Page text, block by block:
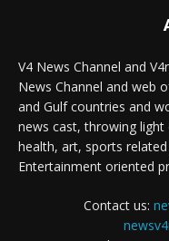
V4 News Channel and
News Channel and web
and Gulf countries and
news cast, throwing
health, art, sports
Entertainment oriented
Contact us: